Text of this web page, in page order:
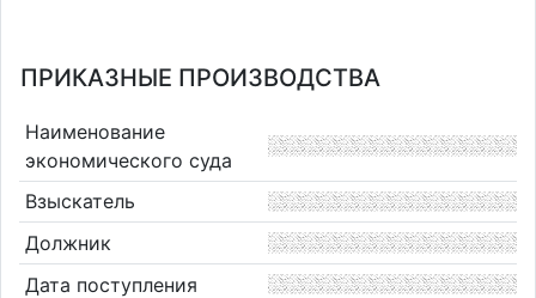
ПРИКАЗНЫЕ ПРОИЗВОДСТВА
Наименование
экономического суда
Взыскатель
Должник
Дата поступления